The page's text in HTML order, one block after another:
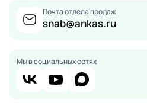
Почта отдела продаж
snab@ankas.ru
Мы в социальных сетях